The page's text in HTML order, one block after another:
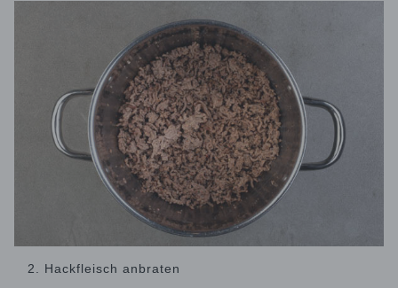
2. Hackfleisch anbraten